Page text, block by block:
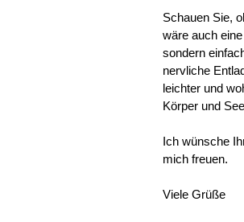
Schauen Sie,
wäre auch
sondern
nervliche
leichter und
Körper und
Ich wünsche
mich freuen.
Viele Grüße